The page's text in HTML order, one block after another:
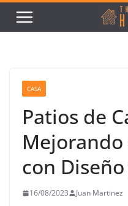
CASA
Patios de
con
16/08/2023 Juan Martinez